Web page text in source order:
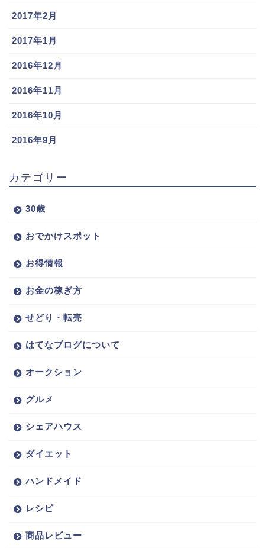
2017年2月
2017年1月
2016年12月
2016年11月
2016年10月
2016年9月
カテゴリー
30歳
おでかけスポット
お得情報
お金の稼ぎ方
せどり・転売
はてなブログについて
オークション
グルメ
シェアハウス
ダイエット
ハンドメイド
レシピ
商品レビュー